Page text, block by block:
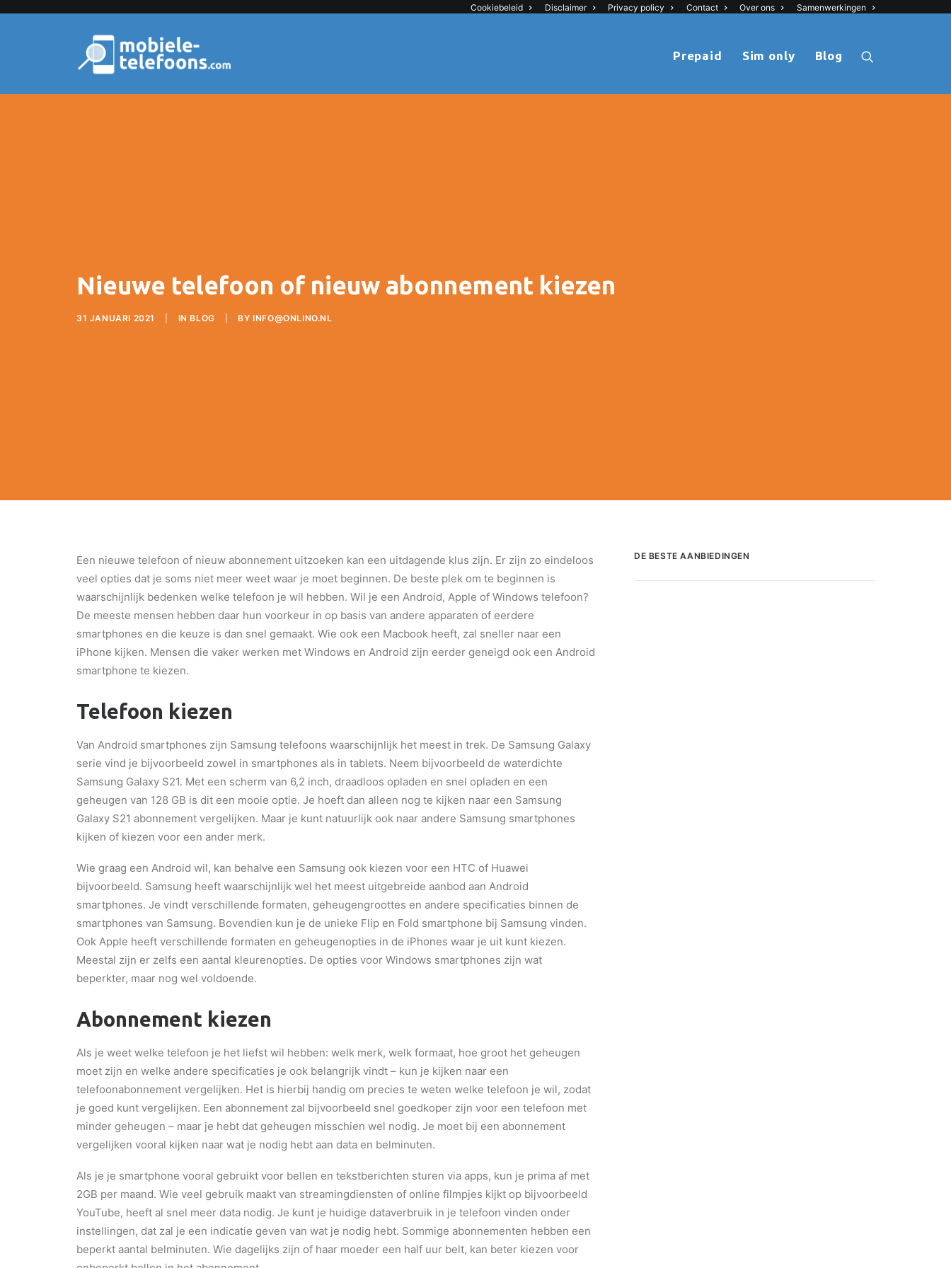
Cookiebeleid Disclaimer Privacy policy Contact Over ons Samenwerkingen
Prepaid Sim only Blog
Nieuwe telefoon of nieuw abonnement kiezen
31 JANUARI 2021 INBLOG BYINFO@ONLINO.NL
Een nieuwe telefoon of nieuw abonnement uitzoeken kan een uitdagende klus zijn. Er zijn zo eindeloos
veel opties dat je soms niet meer weet waar je moet beginnen. De beste plek om te beginnen is
waarschijnlijk bedenken welke telefoon je wil hebben. Wil je een Android, Apple of Windows telefoon?
De meeste mensen hebben daar hun voorkeur in op basis van andere apparaten of eerdere
smartphones en die keuze is dan snel gemaakt. Wie ook een Macbook heeft, zal sneller naar een
iPhone kijken. Mensen die vaker werken met Windows en Android zijn eerder geneigd ook een Android
smartphone te kiezen.
Telefoon kiezen
Van Android smartphones zijn Samsung telefoons waarschijnlijk het meest in trek. De Samsung Galaxy
serie vind je bijvoorbeeld zowel in smartphones als in tablets. Neem bijvoorbeeld de waterdichte
Samsung Galaxy S21. Met een scherm van 6,2 inch, draadloos opladen en snel opladen en een
geheugen van 128 GB is dit een mooie optie. Je hoeft dan alleen nog te kijken naar een Samsung
Galaxy S21 abonnement vergelijken. Maar je kunt natuurlijk ook naar andere Samsung smartphones
kijken of kiezen voor een ander merk.
Wie graag een Android wil, kan behalve een Samsung ook kiezen voor een HTC of Huawei
bijvoorbeeld. Samsung heeft waarschijnlijk wel het meest uitgebreide aanbod aan Android
smartphones. Je vindt verschillende formaten, geheugengroottes en andere specificaties binnen de
smartphones van Samsung. Bovendien kun je de unieke Flip en Fold smartphone bij Samsung vinden.
Ook Apple heeft verschillende formaten en geheugenopties in de iPhones waar je uit kunt kiezen.
Meestal zijn er zelfs een aantal kleurenopties. De opties voor Windows smartphones zijn wat
beperkter, maar nog wel voldoende.
Abonnement kiezen
Als je weet welke telefoon je het liefst wil hebben: welk merk, welk formaat, hoe groot het geheugen
moet zijn en welke andere specificaties je ook belangrijk vindt – kun je kijken naar een
telefoonabonnement vergelijken. Het is hierbij handig om precies te weten welke telefoon je wil, zodat
je goed kunt vergelijken. Een abonnement zal bijvoorbeeld snel goedkoper zijn voor een telefoon met
minder geheugen – maar je hebt dat geheugen misschien wel nodig. Je moet bij een abonnement
vergelijken vooral kijken naar wat je nodig hebt aan data en belminuten.
Als je je smartphone vooral gebruikt voor bellen en tekstberichten sturen via apps, kun je prima af met
2GB per maand. Wie veel gebruik maakt van streamingdiensten of online filmpjes kijkt op bijvoorbeeld
YouTube, heeft al snel meer data nodig. Je kunt je huidige dataverbruik in je telefoon vinden onder
instellingen, dat zal je een indicatie geven van wat je nodig hebt. Sommige abonnementen hebben een
beperkt aantal belminuten. Wie dagelijks zijn of haar moeder een half uur belt, kan beter kiezen voor
DE BESTE AANBIEDINGEN